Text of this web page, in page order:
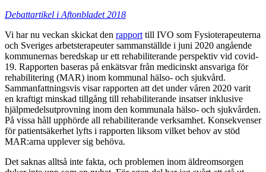
Debattartikel i Aftonbladet 2018
Vi har nu veckan skickat den rapport till IVO som Fysioterapeuterna
och Sveriges arbetsterapeuter sammanställde i juni 2020 angående
kommunernas beredskap ur ett rehabiliterande perspektiv vid covid-
19. Rapporten baseras på enkätsvar från medicinskt ansvariga för
rehabilitering (MAR) inom kommunal hälso- och sjukvård.
Sammanfattningsvis visar rapporten att det under våren 2020 varit
en kraftigt minskad tillgång till rehabiliterande insatser inklusive
hjälpmedelsutprovning inom den kommunala hälso- och sjukvården.
På vissa håll upphörde all rehabiliterande verksamhet. Konsekvenser
för patientsäkerhet lyfts i rapporten liksom vilket behov av stöd
MAR:arna upplever sig behöva.
Det saknas alltså inte fakta, och problemen inom äldreomsorgen